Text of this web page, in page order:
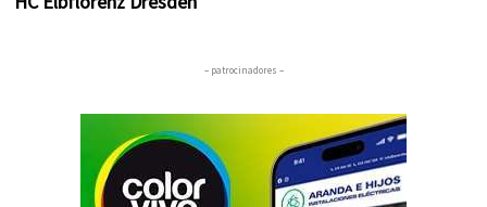
– patrocinadores –